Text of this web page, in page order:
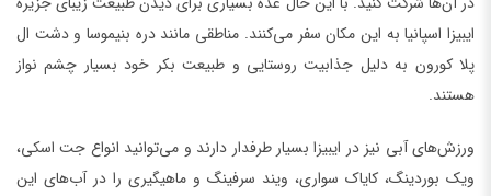
ایبیزا اسپانیا به این مکان سفر می‌کنند. مناطقی مانند دره بنیموسا و دشت ال
پلا کورون به دلیل جذابیت روستایی و طبیعت بکر خود بسیار چشم نواز
هستند.
ورزش‌های آبی نیز در ایبیزا بسیار طرفدار دارند و می‌توانید انواع جت اسکی،
ویک بوردینگ، کایاک سواری، ویند سرفینگ و ماهیگیری را در آب‌های این